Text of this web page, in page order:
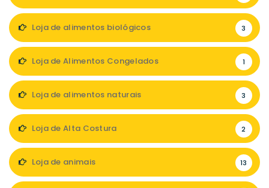
Loja de alimentos biológicos 3
Loja de Alimentos Congelados 1
Loja de alimentos naturais 3
Loja de Alta Costura 2
Loja de animais 13